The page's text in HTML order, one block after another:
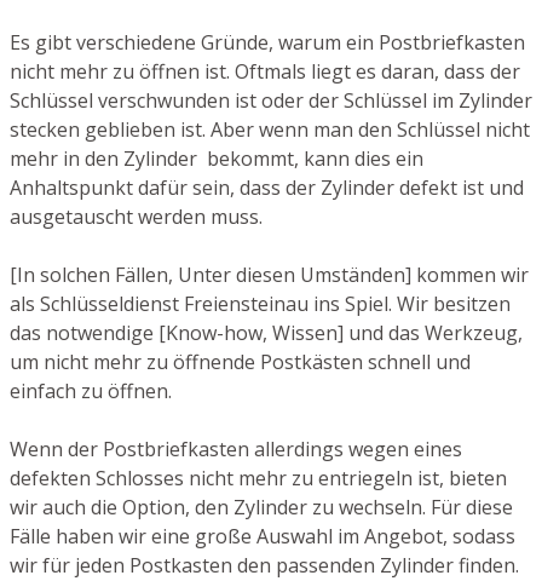
Es gibt verschiedene Gründe, warum ein Postbriefkasten
nicht mehr zu öffnen ist. Oftmals liegt es daran, dass der
Schlüssel verschwunden ist oder der Schlüssel im Zylinder
stecken geblieben ist. Aber wenn man den Schlüssel nicht
mehr in den Zylinder bekommt, kann dies ein
Anhaltspunkt dafür sein, dass der Zylinder defekt ist und
ausgetauscht werden muss.
[In solchen Fällen, Unter diesen Umständen] kommen wir
als Schlüsseldienst Freiensteinau ins Spiel. Wir besitzen
das notwendige [Know-how, Wissen] und das Werkzeug,
um nicht mehr zu öffnende Postkästen schnell und
einfach zu öffnen.
Wenn der Postbriefkasten allerdings wegen eines
defekten Schlosses nicht mehr zu entriegeln ist, bieten
wir auch die Option, den Zylinder zu wechseln. Für diese
Fälle haben wir eine große Auswahl im Angebot, sodass
wir für jeden Postkasten den passenden Zylinder finden.